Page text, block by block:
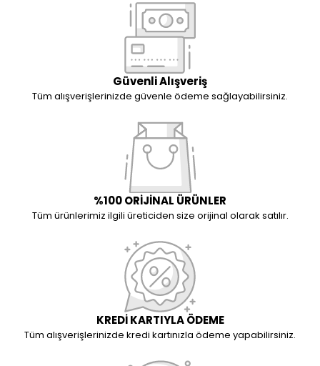
Güvenli Alışveriş
Tüm alışverişlerinizde güvenle ödeme sağlayabilirsiniz.
%100 ORİJİNAL ÜRÜNLER
Tüm ürünlerimiz ilgili üreticiden size orijinal olarak satılır.
KREDİ KARTIYLA ÖDEME
Tüm alışverişlerinizde kredi kartınızla ödeme yapabilirsiniz.